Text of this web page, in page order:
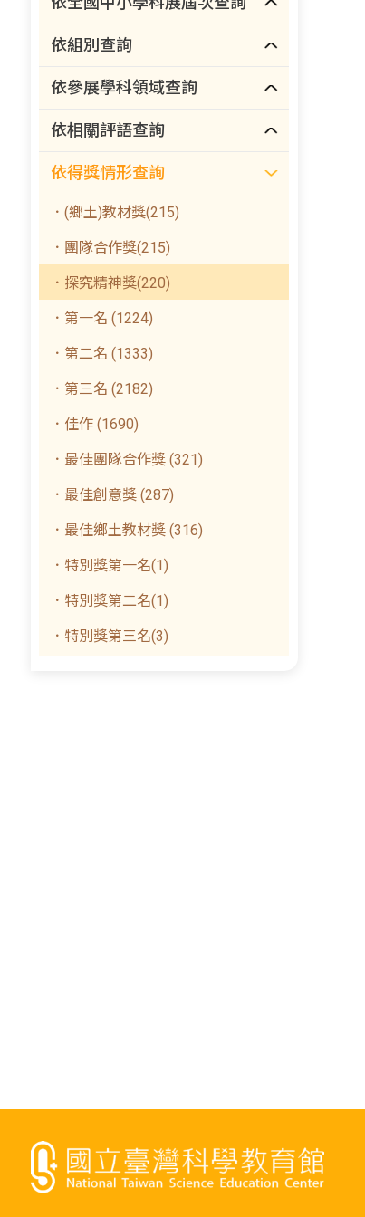
依組別查詢
依參展學科領域查詢
依相關評語查詢
依得獎情形查詢
．(鄉土)教材獎(215)
．團隊合作獎(215)
．探究精神獎(220)
．第一名 (1224)
．第二名 (1333)
．第三名 (2182)
．佳作 (1690)
．最佳團隊合作獎 (321)
．最佳創意獎 (287)
．最佳鄉土教材獎 (316)
．特別獎第一名(1)
．特別獎第二名(1)
．特別獎第三名(3)